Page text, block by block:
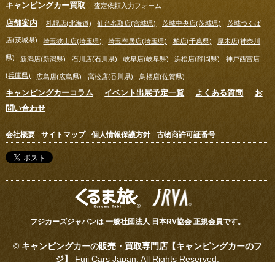
キャンピングカー買取 査定依頼入力フォーム
店舗案内 札幌店(北海道) 仙台名取店(宮城県) 茨城中央店(茨城県) 茨城つくば
店(茨城県) 埼玉狭山店(埼玉県) 埼玉寄居店(埼玉県) 柏店(千葉県) 厚木店(神奈川
県) 新潟店(新潟県) 石川店(石川県) 岐阜店(岐阜県) 浜松店(静岡県) 神戸西宮店
(兵庫県) 広島店(広島県) 高松店(香川県) 鳥栖店(佐賀県)
キャンピングカーコラム イベント出展予定一覧 よくある質問
お
問い合わせ
会社概要 サイトマップ 個人情報保護方針 古物商許可証番号
フジカーズジャパンは 一般社団法人 日本RV協会 正規会員です。
© キャンピングカーの販売・買取専門店【キャンピングカーのフ
ジ】
Fuji Cars Japan, All Rights Reserved.